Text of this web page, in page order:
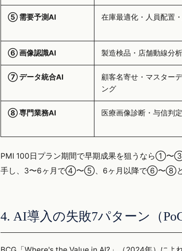
⑤ 需要予測AI 在庫最適化・人員配置
⑥ 画像認識AI 製造検品・店舗動線分
⑦ データ統合AI
顧客名寄せ・マスター
ング
⑧ 専門業務AI 医療画像診断・与信判
PMI 100日プラン期間で早期成果を狙うなら①〜
手し、3〜6ヶ月で④〜⑤、6ヶ月以降で⑥〜⑧と
4. AI導入の失敗7パターン（